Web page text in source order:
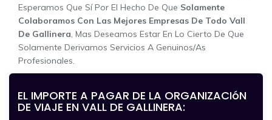
Esperamos Que Sí Por El Hecho De Que Solamente
Colaboramos Con Las Mejores Empresas De Todo Vall
De Gallinera, Mas Deseamos Estar En Lo Cierto De Que
Solamente Derivamos Servicios A Genuinos/as
Profesionales.
EL IMPORTE A PAGAR DE LA ORGANIZACIóN
DE VIAJE EN VALL DE GALLINERA: